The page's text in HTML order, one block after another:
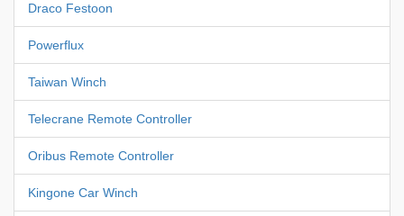
Draco Festoon
Powerflux
Taiwan Winch
Telecrane Remote Controller
Oribus Remote Controller
Kingone Car Winch